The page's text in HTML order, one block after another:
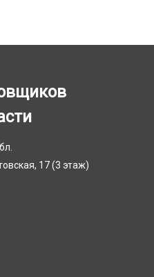
17 (3 этаж)